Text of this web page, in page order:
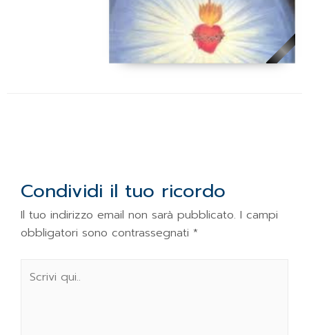
Condividi il tuo ricordo
Il tuo indirizzo email non sarà pubblicato. I campi
obbligatori sono contrassegnati *